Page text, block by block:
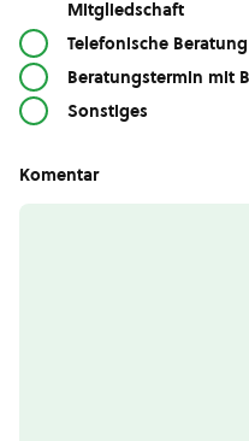
Mitgliedschaft
Telefonische
Beratungstermin mit
Sonstiges
Komentar